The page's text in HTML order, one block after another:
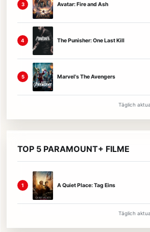
3 Avatar: Fire and Ash
4 The Punisher: One Last Kill
5 Marvel's The Avengers
Täglich
TOP 5 PARAMOUNT+ FILME
1 A Quiet Place: Tag Eins
Täglich